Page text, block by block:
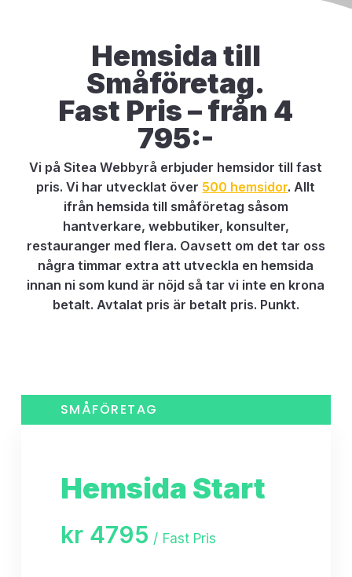
Hemsida till
Småföretag.
Fast Pris – från 4
795:-
Vi på Sitea Webbyrå erbjuder hemsidor till fast
pris. Vi har utvecklat över 500 hemsidor. Allt
ifrån hemsida till småföretag såsom
hantverkare, webbutiker, konsulter,
restauranger med flera. Oavsett om det tar oss
några timmar extra att utveckla en hemsida
innan ni som kund är nöjd så tar vi inte en krona
betalt. Avtalat pris är betalt pris. Punkt.
Hemsida Start
SMÅFÖRETAG
kr4795 Fast Pris